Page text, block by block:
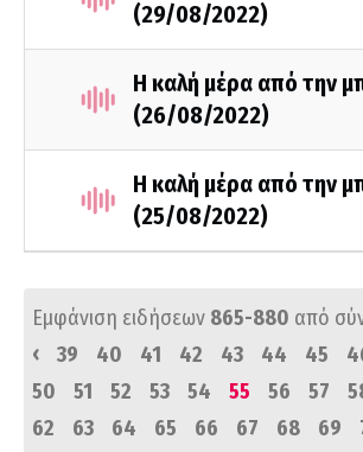
(29/08/2022)
Η καλή μέρα από την
(26/08/2022)
Η καλή μέρα από την
(25/08/2022)
Εμφάνιση ειδήσεων 865-880 από
‹
39 40 41 42 43 44 45
50
51 52 53 54 55 56 57
62
63 64 65 66 67 68 69